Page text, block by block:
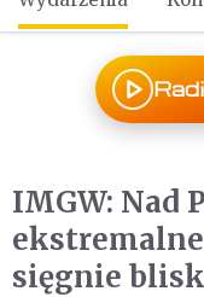
IMGW: Nad
sięgnie